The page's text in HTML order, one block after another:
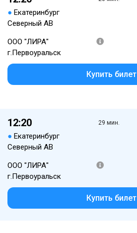
● Екатеринбург
Северный АВ
ООО "ЛИРА"
г.Первоуральск
Купить билет
12:20
● Екатеринбург
Северный АВ
29 мин.
ООО "ЛИРА"
г.Первоуральск
Купить билет